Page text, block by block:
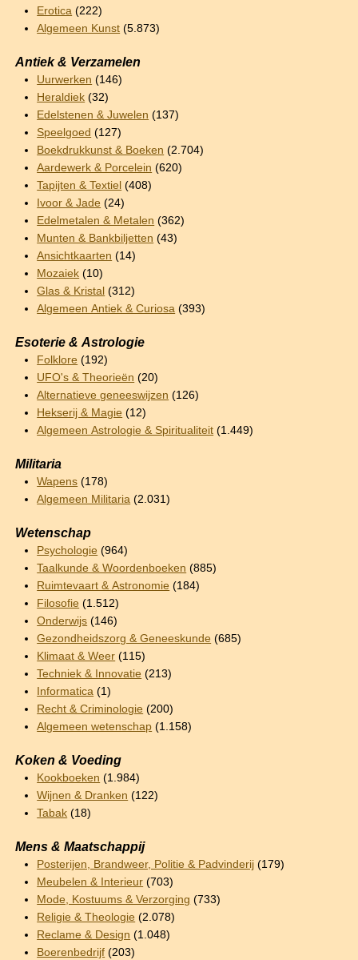
Erotica (222)
Algemeen Kunst (5.873)
Antiek & Verzamelen
Uurwerken (146)
Heraldiek (32)
Edelstenen & Juwelen (137)
Speelgoed (127)
Boekdrukkunst & Boeken (2.704)
Aardewerk & Porcelein (620)
Tapijten & Textiel (408)
Ivoor & Jade (24)
Edelmetalen & Metalen (362)
Munten & Bankbiljetten (43)
Ansichtkaarten (14)
Mozaiek (10)
Glas & Kristal (312)
Algemeen Antiek & Curiosa (393)
Esoterie & Astrologie
Folklore (192)
UFO's & Theorieën (20)
Alternatieve geneeswijzen (126)
Hekserij & Magie (12)
Algemeen Astrologie & Spiritualiteit (1.449)
Militaria
Wapens (178)
Algemeen Militaria (2.031)
Wetenschap
Psychologie (964)
Taalkunde & Woordenboeken (885)
Ruimtevaart & Astronomie (184)
Filosofie (1.512)
Onderwijs (146)
Gezondheidszorg & Geneeskunde (685)
Klimaat & Weer (115)
Techniek & Innovatie (213)
Informatica (1)
Recht & Criminologie (200)
Algemeen wetenschap (1.158)
Koken & Voeding
Kookboeken (1.984)
Wijnen & Dranken (122)
Tabak (18)
Mens & Maatschappij
Posterijen, Brandweer, Politie & Padvinderij (179)
Meubelen & Interieur (703)
Mode, Kostuums & Verzorging (733)
Religie & Theologie (2.078)
Reclame & Design (1.048)
Boerenbedrijf (203)